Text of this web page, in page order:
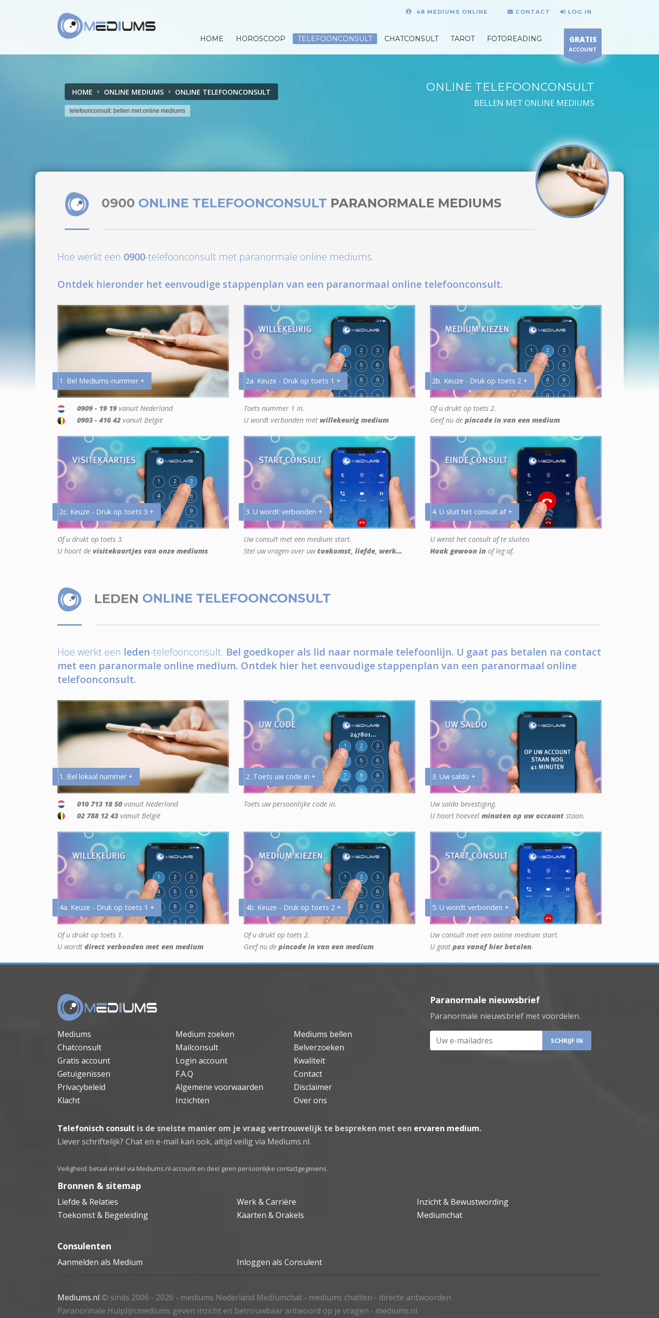
48 MEDIUMS ONLINE CONTACT LOG IN
HOME HOROSCOOP TELEFOONCONSULT CHATCONSULT TAROT FOTOREADING GRATIS
ACCOUNT
HOME ONLINE MEDIUMS ONLINE TELEFOONCONSULT
telefoonconsult: bellen met online mediums
ONLINE TELEFOONCONSULT
BELLEN MET ONLINE MEDIUMS
0900 ONLINE TELEFOONCONSULT PARANORMALE MEDIUMS
Hoe werkt een 0900-telefoonconsult met paranormale online mediums.
Ontdek hieronder het eenvoudige stappenplan van een paranormaal online telefoonconsult.
1. Bel Mediums-nummer +
0909 - 19 19 vanuit Nederland
0903 - 416 42 vanuit België
2a. Keuze - Druk op toets 1 +
Toets nummer 1 in.
U wordt verbonden met willekeurig medium
2b. Keuze - Druk op toets 2 +
Of u drukt op toets 2.
Geef nu de pincode in van een medium
2c. Keuze - Druk op toets 3 +
Of u drukt op toets 3.
U hoort de visitekaartjes van onze mediums
3. U wordt verbonden +
Uw consult met een medium start.
Stel uw vragen over uwtoekomst, liefde, werk...
4. U sluit het consult af +
U wenst het consult af te sluiten.
Haak gewoon in of leg af.
LEDEN ONLINE TELEFOONCONSULT
Hoe werkt een leden-telefoonconsult. Bel goedkoper als lid naar normale telefoonlijn. U gaat pas betalen na contact
met een paranormale online medium. Ontdek hier het eenvoudige stappenplan van een paranormaal online
telefoonconsult.
1. Bel lokaal nummer +
010 713 18 50 vanuit Nederland
02 788 12 43 vanuit België
2. Toets uw code in +
Toets uw persoonlijke code in.
3. Uw saldo +
Uw saldo bevestiging.
U hoort hoeveel minuten op uw account staan.
4a. Keuze - Druk op toets 1 +
Of u drukt op toets 1.
U wordt direct verbonden met een medium
4b. Keuze - Druk op toets 2 +
Of u drukt op toets 2.
Geef nu de pincode in van een medium
5. U wordt verbonden +
Uw consult met een online medium start.
U gaat pas vanaf hier betalen.
Mediums Medium zoeken
Mediums bellen
Chatconsult
Mailconsult
Belverzoeken
Gratis account
Login account
Kwaliteit
Getuigenissen
F.A.Q
Contact
Privacybeleid
Algemene voorwaarden
Disclaimer
Klacht
Inzichten Over ons
Paranormale nieuwsbrief
Paranormale nieuwsbrief met voordelen.
Uw e-mailadres
Telefonisch consult is de snelste manier om je vraag vertrouwelijk te bespreken met een ervaren medium.
Liever schriftelijk? Chat en e-mail kan ook, altijd veilig via Mediums.nl.
Veiligheid: betaal enkel via Mediums.nl-account en deel geen persoonlijke contactgegevens.
Bronnen & sitemap
Liefde & Relaties Werk & Carrière
Inzicht & Bewustwording
Toekomst & Begeleiding
Kaarten & Orakels Mediumchat
Consulenten
Aanmelden als Medium Inloggen als Consulent
Mediums.nl © sinds 2006 - 2026 - mediums Nederland Mediumchat - mediums chatten - directe antwoorden
Paranormale Hulplijn:mediums geven inzicht en betrouwbaar antwoord op je vragen - mediums.nl